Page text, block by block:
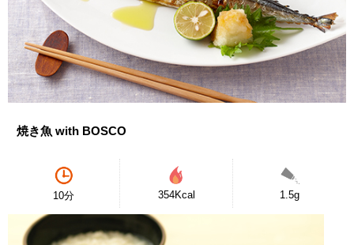
焼き魚 with BOSCO
10分 354Kcal 1.5g